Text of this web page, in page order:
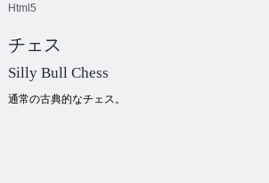
Html5
チェス
Silly Bull Chess
通常の古典的なチェス。